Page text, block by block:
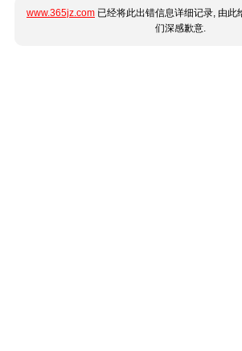
www.365jz.com 已经将此出错信息详细记录, 由此
们深感歉意.